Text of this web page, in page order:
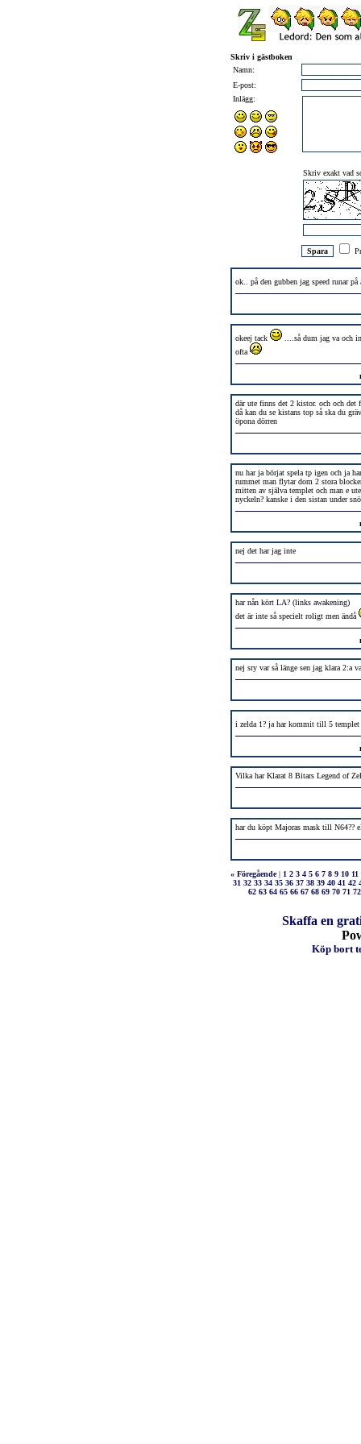
Skriv i gästboken
Namn:
E-post:
Inlägg:
Skriv exakt vad
ok.. på den gubben jag speed runar
okeej tack
....så dum jag va och
ofta
där ute finns det 2 kistor. och och det
då kan du se kistans top så ska du
öpona dörren
nu har ja börjat spela tp igen och ja
rummet man flytar dom 2 stora
mitten av själva templet och man e
nyckeln? kanske i den sistan under
nej det har jag inte
har nån kört LA? (links awakening)
det är inte så specielt roligt men ändå
nej sry var så länge sen jag klara 2:a
i zelda 1? ja har kommit till 5 templet
Vilka har Klarat 8 Bitars Legend of
har du köpt Majoras mask till N64??
« Föregående| 1 2 3 4 5 6 7 8 9 10 11
31 32 33 34 35 36 37 38 39 40 41 42
62 63 64 65 66 67 68 69 70 71 72
Skaffa en
Köp bort